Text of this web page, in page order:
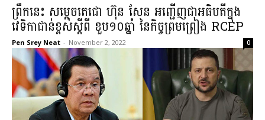
ព្រឹកនេះ សម្ដេចតេជោ ហ៊ុន សែន អញ្ជើញជាអធិបតីក្នុង
វេទិកាជាន់ខ្ពស់ស្តីពី ខួប១០ឆ្នាំ នៃកិច្ចព្រមព្រៀង RCEP
Pen Srey Neat - November 2, 2022 0